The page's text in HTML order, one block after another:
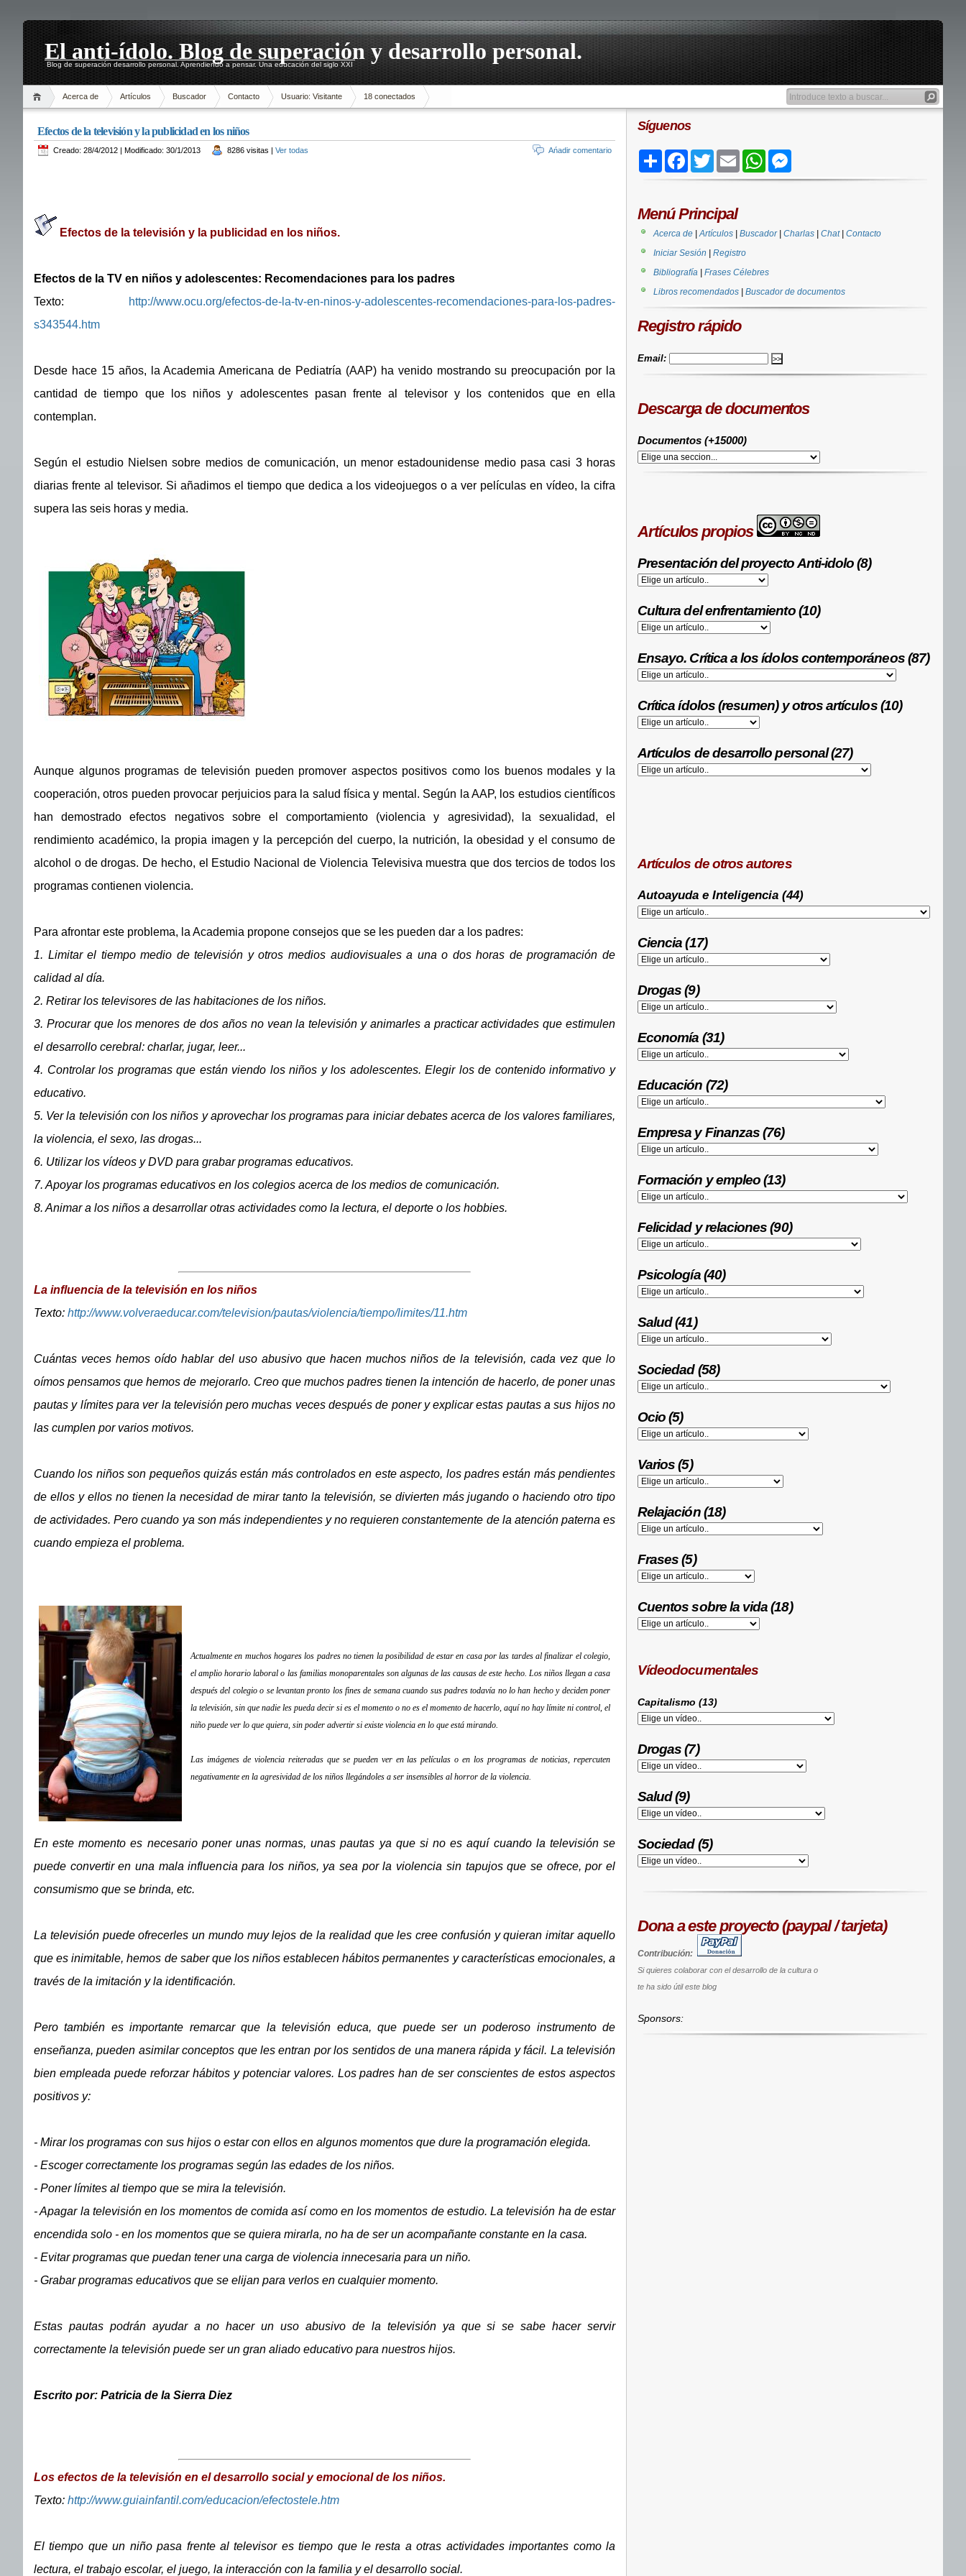
El anti-ídolo. Blog de superación y desarrollo personal.
Blog de superación desarrollo personal. Aprendiendo a pensar. Una educación del siglo XXI
Acerca de Artículos Buscador Contacto Usuario: Visitante 18 conectados
Efectos de la televisión y la publicidad en los niños
Creado: 28/4/2012 | Modificado: 30/1/2013 8286 visitas | Ver todas Ańadir comentario
Efectos de la televisión y la publicidad en los niños.
Efectos de la TV en niños y adolescentes: Recomendaciones para los padres
Texto:
http://www.ocu.org/efectos-de-la-tv-en-ninos-y-adolescentes-recomendaciones-para-los-padres-
s343544.htm
Desde hace 15 años, la Academia Americana de Pediatría (AAP) ha venido mostrando su preocupación por la
cantidad de tiempo que los niños y adolescentes pasan frente al televisor y los contenidos que en ella
contemplan.
Según el estudio Nielsen sobre medios de comunicación, un menor estadounidense medio pasa casi 3 horas
diarias frente al televisor. Si añadimos el tiempo que dedica a los videojuegos o a ver películas en vídeo, la cifra
supera las seis horas y media.
Aunque algunos programas de televisión pueden promover aspectos positivos como los buenos modales y la
cooperación, otros pueden provocar perjuicios para la salud física y mental. Según la AAP, los estudios científicos
han demostrado efectos negativos sobre el comportamiento (violencia y agresividad), la sexualidad, el
rendimiento académico, la propia imagen y la percepción del cuerpo, la nutrición, la obesidad y el consumo de
alcohol o de drogas. De hecho, el Estudio Nacional de Violencia Televisiva muestra que dos tercios de todos los
programas contienen violencia.
Para afrontar este problema, la Academia propone consejos que se les pueden dar a los padres:
1. Limitar el tiempo medio de televisión y otros medios audiovisuales a una o dos horas de programación de
calidad al día.
2. Retirar los televisores de las habitaciones de los niños.
3. Procurar que los menores de dos años no vean la televisión y animarles a practicar actividades que estimulen
el desarrollo cerebral: charlar, jugar, leer...
4. Controlar los programas que están viendo los niños y los adolescentes. Elegir los de contenido informativo y
educativo.
5. Ver la televisión con los niños y aprovechar los programas para iniciar debates acerca de los valores familiares,
la violencia, el sexo, las drogas...
6. Utilizar los vídeos y DVD para grabar programas educativos.
7. Apoyar los programas educativos en los colegios acerca de los medios de comunicación.
8. Animar a los niños a desarrollar otras actividades como la lectura, el deporte o los hobbies.
La influencia de la televisión en los niños
Texto: http://www.volveraeducar.com/television/pautas/violencia/tiempo/limites/11.htm
Cuántas veces hemos oído hablar del uso abusivo que hacen muchos niños de la televisión, cada vez que lo
oímos pensamos que hemos de mejorarlo. Creo que muchos padres tienen la intención de hacerlo, de poner unas
pautas y límites para ver la televisión pero muchas veces después de poner y explicar estas pautas a sus hijos no
las cumplen por varios motivos.
Cuando los niños son pequeños quizás están más controlados en este aspecto, los padres están más pendientes
de ellos y ellos no tienen la necesidad de mirar tanto la televisión, se divierten más jugando o haciendo otro tipo
de actividades. Pero cuando ya son más independientes y no requieren constantemente de la atención paterna es
cuando empieza el problema.
Actualmente en muchos hogares los padres no tienen la posibilidad de estar en casa por las tardes al finalizar el colegio,
el amplio horario laboral o las familias monoparentales son algunas de las causas de este hecho. Los niños llegan a casa
después del colegio o se levantan pronto los fines de semana cuando sus padres todavía no lo han hecho y deciden poner
la televisión, sin que nadie les pueda decir si es el momento o no es el momento de hacerlo, aquí no hay límite ni control, el
niño puede ver lo que quiera, sin poder advertir si existe violencia en lo que está mirando.
Las imágenes de violencia reiteradas que se pueden ver en las películas o en los programas de noticias, repercuten
negativamente en la agresividad de los niños llegándoles a ser insensibles al horror de la violencia.
En este momento es necesario poner unas normas, unas pautas ya que si no es aquí cuando la televisión se
puede convertir en una mala influencia para los niños, ya sea por la violencia sin tapujos que se ofrece, por el
consumismo que se brinda, etc.
La televisión puede ofrecerles un mundo muy lejos de la realidad que les cree confusión y quieran imitar aquello
que es inimitable, hemos de saber que los niños establecen hábitos permanentes y características emocionales, a
través de la imitación y la identificación.
Pero también es importante remarcar que la televisión educa, que puede ser un poderoso instrumento de
enseñanza, pueden asimilar conceptos que les entran por los sentidos de una manera rápida y fácil. La televisión
bien empleada puede reforzar hábitos y potenciar valores. Los padres han de ser conscientes de estos aspectos
positivos y:
- Mirar los programas con sus hijos o estar con ellos en algunos momentos que dure la programación elegida.
- Escoger correctamente los programas según las edades de los niños.
- Poner límites al tiempo que se mira la televisión.
- Apagar la televisión en los momentos de comida así como en los momentos de estudio. La televisión ha de estar
encendida solo - en los momentos que se quiera mirarla, no ha de ser un acompañante constante en la casa.
- Evitar programas que puedan tener una carga de violencia innecesaria para un niño.
- Grabar programas educativos que se elijan para verlos en cualquier momento.
Estas pautas podrán ayudar a no hacer un uso abusivo de la televisión ya que si se sabe hacer servir
correctamente la televisión puede ser un gran aliado educativo para nuestros hijos.
Escrito por: Patricia de la Sierra Diez
Los efectos de la televisión en el desarrollo social y emocional de los niños.
Texto: http://www.guiainfantil.com/educacion/efectostele.htm
El tiempo que un niño pasa frente al televisor es tiempo que le resta a otras actividades importantes como la
lectura, el trabajo escolar, el juego, la interacción con la familia y el desarrollo social.
Síguenos
Share FacebookTwitter Email WhatsApp
Menú Principal
Acerca de |Artículos Buscador| Charlas Chat| Contacto
Iniciar Sesión
Registro
Bibliografía
Frases Célebres
Libros recomendados
Buscador de documentos
Registro rápido
Email:
Descarga de documentos
Documentos (+15000)
Artículos propios
Presentación del proyecto Anti-idolo (8)
Cultura del enfrentamiento (10)
Ensayo. Crítica a los ídolos contemporáneos (87)
Crítica ídolos (resumen) y otros artículos (10)
Artículos de desarrollo personal (27)
Artículos de otros autores
Autoayuda e Inteligencia (44)
Ciencia (17)
Drogas (9)
Economía (31)
Educación (72)
Empresa y Finanzas (76)
Formación y empleo (13)
Felicidad y relaciones (90)
Psicología (40)
Salud (41)
Sociedad (58)
Ocio (5)
Varios (5)
Relajación (18)
Frases (5)
Cuentos sobre la vida (18)
Vídeodocumentales
Capitalismo (13)
Drogas (7)
Salud (9)
Sociedad (5)
Dona a este proyecto (paypal / tarjeta)
Contribución:
Si quieres colaborar con el desarrollo de la cultura o
te ha sido útil este blog
Sponsors: